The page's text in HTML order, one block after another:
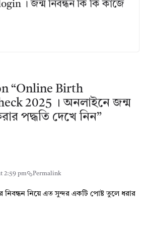
। জন্ম নিবন্ধন কি কি কাজে
“Online Birth
2025 । অনলাইনে জন্ম
পদ্ধতি দেখে নিন”
2:59 pm Permalink
নিবন্ধন নিয়ে এত সুন্দর একটি পোষ্ট তুলে ধরার